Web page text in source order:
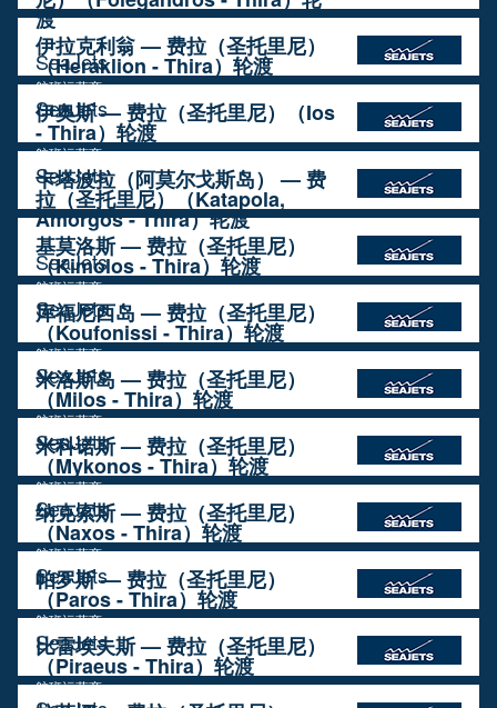
渡
航班运营商
SeaJets
伊拉克利翁 — 费拉（圣托里尼）
（Heraklion - Thira）轮渡
航班运营商
SeaJets
伊奥斯 — 费拉（圣托里尼）（Ios
- Thira）轮渡
航班运营商
SeaJets
卡塔波拉（阿莫尔戈斯岛） — 费
拉（圣托里尼）（Katapola,
Amorgos - Thira）轮渡
航班运营商
SeaJets
基莫洛斯 — 费拉（圣托里尼）
（Kimolos - Thira）轮渡
航班运营商
SeaJets
库福尼西岛 — 费拉（圣托里尼）
（Koufonissi - Thira）轮渡
航班运营商
SeaJets
米洛斯岛 — 费拉（圣托里尼）
（Milos - Thira）轮渡
航班运营商
SeaJets
米科诺斯 — 费拉（圣托里尼）
（Mykonos - Thira）轮渡
航班运营商
SeaJets
纳克索斯 — 费拉（圣托里尼）
（Naxos - Thira）轮渡
航班运营商
SeaJets
帕罗斯 — 费拉（圣托里尼）
（Paros - Thira）轮渡
航班运营商
SeaJets
比雷埃夫斯 — 费拉（圣托里尼）
（Piraeus - Thira）轮渡
航班运营商